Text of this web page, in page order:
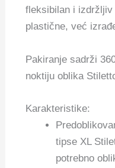
fleksibilan i izdržljiv
plastične, već
Pakiranje sadrži
noktiju oblika
Karakteristike:
tipse XL
potrebno